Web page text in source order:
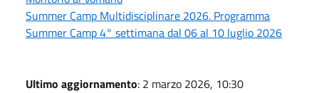
Summer Camp Multidisciplinare 2026. Programma
Summer Camp 4° settimana dal 06 al 10 luglio 2026
Ultimo aggiornamento: 2 marzo 2026, 10:30